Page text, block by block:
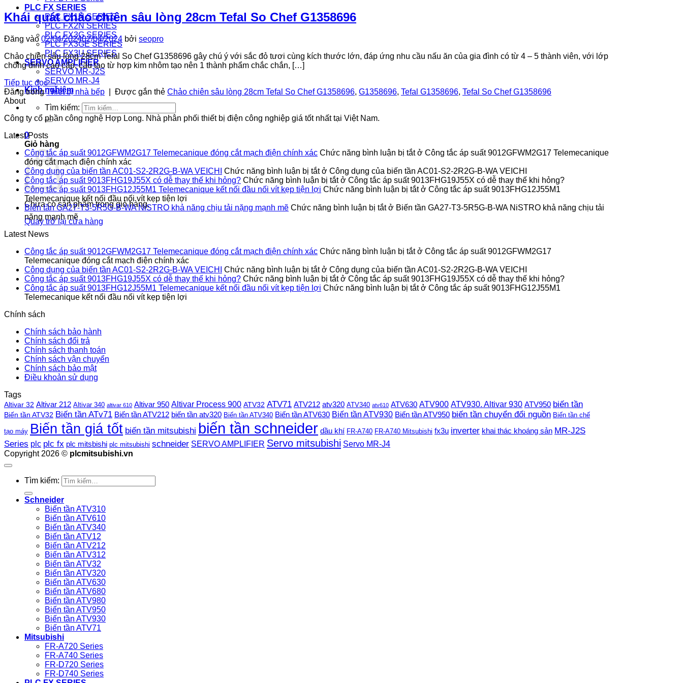
PLC FX SERIES
PLC FX1N SERIES
PLC FX2N SERIES
PLC FX3G SERIES
PLC FX3GE SERIES
PLC FX3U SERIES
SERVO AMPLIFIER
SERVO MR-J2S
SERVO MR-J4
Kinh nghiệm
Tìm kiếm:
0
Giỏ hàng
Chưa có sản phẩm trong giỏ hàng.
Quay trở lại cửa hàng
Khái quát chảo chiên sâu lòng 28cm Tefal So Chef G1358696
Đăng vào02/04/202402/04/2024 bởi seopro
Chảo chiên sâu lòng 28cm Tefal So Chef G1358696 gây chú ý với sắc đỏ tươi cùng kích thước lớn, đáp ứng nhu cầu nấu ăn của gia đình có từ 4 – 5 thành viên, với lớp
chống dính cao cấp, cấu tạo từ hợp kim nhôm tạo nên 1 thành phẩm chắc chắn, […]
Tiếp tục đọc→
Đăng trongThiết bị nhà bếp Được gắn thẻ Chảo chiên sâu lòng 28cm Tefal So Chef G1358696, G1358696, Tefal G1358696, Tefal So Chef G1358696
About
Công ty cổ phần công nghệ Hợp Long. Nhà phân phối thiết bị điện công nghiệp giá tốt nhất tại Việt Nam.
Latest Posts
Công tắc áp suất 9012GFWM2G17 Telemecanique đóng cắt mạch điện chính xác Chức năng bình luận bị tắtở Công tắc áp suất 9012GFWM2G17 Telemecanique
đóng cắt mạch điện chính xác
Công dụng của biến tần AC01-S2-2R2G-B-WA VEICHI
Chức năng bình luận bị tắtở Công dụng của biến tần AC01-S2-2R2G-B-WA VEICHI
Công tắc áp suất 9013FHG19J55X có dễ thay thế khi hỏng? Chức năng bình luận bị tắtở Công tắc áp suất 9013FHG19J55X có dễ thay thế khi hỏng?
Công tắc áp suất 9013FHG12J55M1 Telemecanique kết nối đầu nối vít kẹp tiện lợi Chức năng bình luận bị tắtở Công tắc áp suất 9013FHG12J55M1
Telemecanique kết nối đầu nối vít kẹp tiện lợi
Biến tần GA27-T3-5R5G-B-WA NiSTRO khả năng chịu tải nặng mạnh mẽ Chức năng bình luận bị tắtở Biến tần GA27-T3-5R5G-B-WA NiSTRO khả năng chịu tải
nặng mạnh mẽ
Latest News
Công tắc áp suất 9012GFWM2G17 Telemecanique đóng cắt mạch điện chính xác Chức năng bình luận bị tắtở Công tắc áp suất 9012GFWM2G17
Telemecanique đóng cắt mạch điện chính xác
Công dụng của biến tần AC01-S2-2R2G-B-WA VEICHI
Chức năng bình luận bị tắtở Công dụng của biến tần AC01-S2-2R2G-B-WA VEICHI
Công tắc áp suất 9013FHG19J55X có dễ thay thế khi hỏng? Chức năng bình luận bị tắtở Công tắc áp suất 9013FHG19J55X có dễ thay thế khi hỏng?
Công tắc áp suất 9013FHG12J55M1 Telemecanique kết nối đầu nối vít kẹp tiện lợi Chức năng bình luận bị tắtở Công tắc áp suất 9013FHG12J55M1
Telemecanique kết nối đầu nối vít kẹp tiện lợi
Chính sách
Chính sách bảo hành
Chính sách đổi trả
Chính sách thanh toán
Chính sách vận chuyển
Chính sách bảo mật
Điều khoản sử dụng
Tags
Altivar 32 Altivar 212 Altivar 340 altivar 610 Altivar 950 Altivar Process 900 ATV32 ATV71 ATV212 atv320 ATV340 atv610 ATV630 ATV900 ATV930. Altivar 930 ATV950 biến tần
Biến tần ATV32 Biến tần ATv71 Biến tần ATV212 biến tần atv320 Biến tần ATV340 Biến tần ATV630 Biến tần ATV930 Biến tần ATV950 biến tần chuyển đổi nguồn Biến tần chế
tạo máy Biến tần giá tốt biến tần mitsubishi biến tần schneider dầu khí FR-A740 FR-A740 Mitsubishi fx3u inverter khai thác khoáng sản MR-J2S
Series plc plc fx plc mitsbishi plc mitsubishi schneider SERVO AMPLIFIER Servo mitsubishi Servo MR-J4
Copyright 2026 © plcmitsubishi.vn
Tìm kiếm:
Schneider
Biến tần ATV310
Biến tần ATV610
Biến tần ATV340
Biến tần ATV12
Biến tần ATV212
Biến tần ATV312
Biến tần ATV32
Biến tần ATV320
Biến tần ATV630
Biến tần ATV680
Biến tần ATV980
Biến tần ATV950
Biến tần ATV930
Biến tần ATV71
Mitsubishi
FR-A720 Series
FR-A740 Series
FR-D720 Series
FR-D740 Series